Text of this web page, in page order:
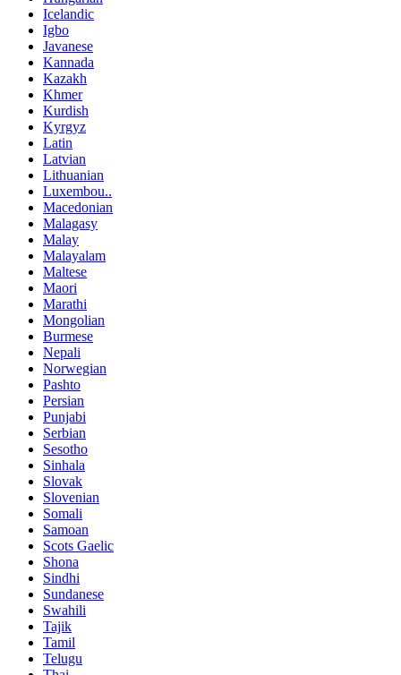
Icelandic
Igbo
Javanese
Kannada
Kazakh
Khmer
Kurdish
Kyrgyz
Latin
Latvian
Lithuanian
Luxembou..
Macedonian
Malagasy
Malay
Malayalam
Maltese
Maori
Marathi
Mongolian
Burmese
Nepali
Norwegian
Pashto
Persian
Punjabi
Serbian
Sesotho
Sinhala
Slovak
Slovenian
Somali
Samoan
Scots Gaelic
Shona
Sindhi
Sundanese
Swahili
Tajik
Tamil
Telugu